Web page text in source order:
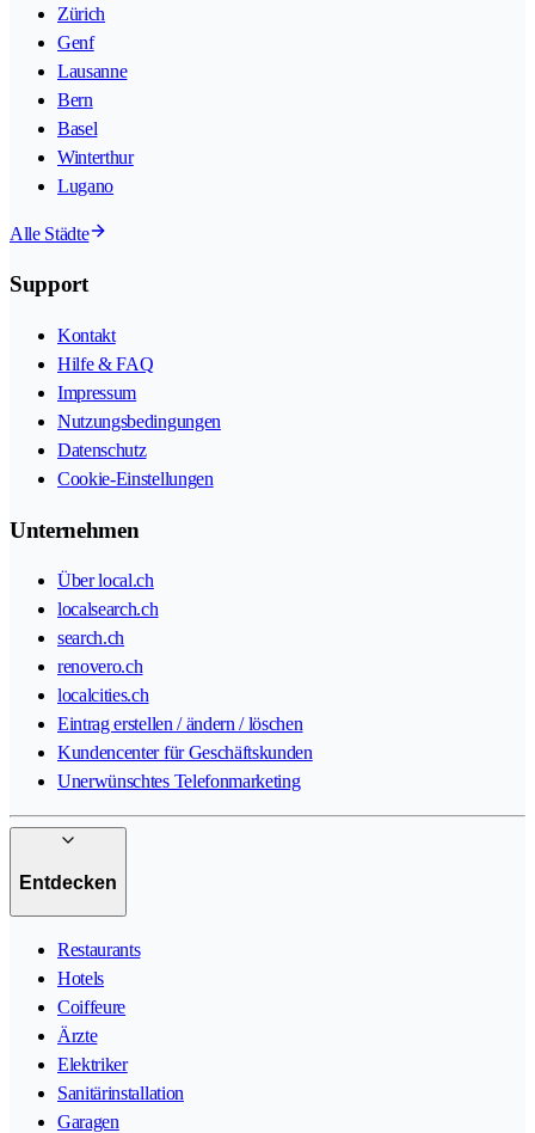
Zürich
Genf
Lausanne
Bern
Basel
Winterthur
Lugano
Alle Städte
Support
Kontakt
Hilfe & FAQ
Impressum
Nutzungsbedingungen
Datenschutz
Cookie-Einstellungen
Unternehmen
Über local.ch
localsearch.ch
search.ch
renovero.ch
localcities.ch
Eintrag erstellen / ändern / löschen
Kundencenter für Geschäftskunden
Unerwünschtes Telefonmarketing
Entdecken
Restaurants
Hotels
Coiffeure
Ärzte
Elektriker
Sanitärinstallation
Garagen